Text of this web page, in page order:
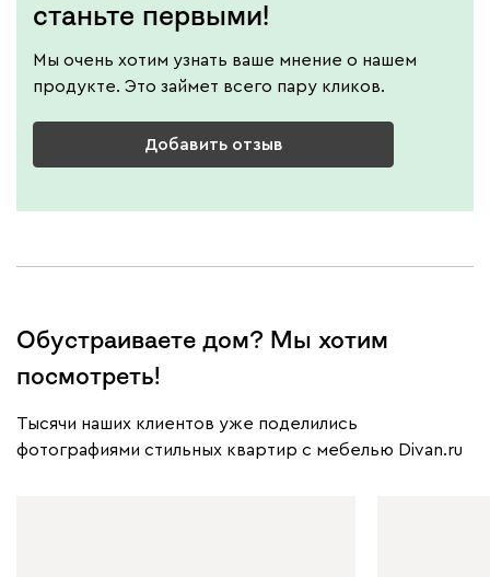
станьте первыми!
Мы очень хотим узнать ваше мнение о нашем
продукте. Это займет всего пару кликов.
Добавить отзыв
Обустраиваете дом? Мы хотим
посмотреть!
Тысячи наших клиентов уже поделились
фотографиями стильных квартир с мебелью Divan.ru